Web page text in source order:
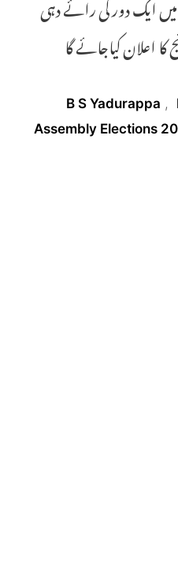
B S Yadurappa ,
Assembly Elections